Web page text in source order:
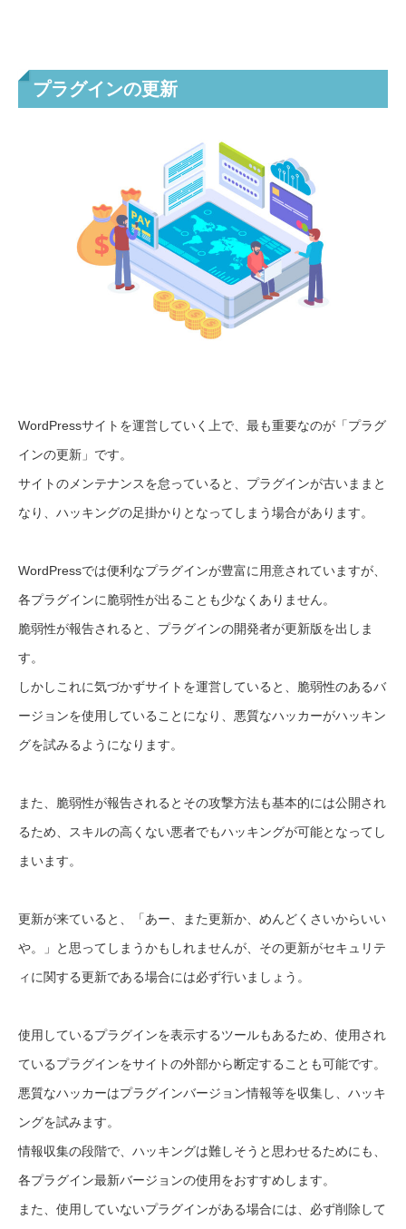
プラグインの更新
WordPressサイトを運営していく上で、最も重要なのが「プラグ
インの更新」です。
サイトのメンテナンスを怠っていると、プラグインが古いままと
なり、ハッキングの足掛かりとなってしまう場合があります。
WordPressでは便利なプラグインが豊富に用意されていますが、
各プラグインに脆弱性が出ることも少なくありません。
脆弱性が報告されると、プラグインの開発者が更新版を出しま
す。
しかしこれに気づかずサイトを運営していると、脆弱性のあるバ
ージョンを使用していることになり、悪質なハッカーがハッキン
グを試みるようになります。
また、脆弱性が報告されるとその攻撃方法も基本的には公開され
るため、スキルの高くない悪者でもハッキングが可能となってし
まいます。
更新が来ていると、「あー、また更新か、めんどくさいからいい
や。」と思ってしまうかもしれませんが、その更新がセキュリテ
ィに関する更新である場合には必ず行いましょう。
使用しているプラグインを表示するツールもあるため、使用され
ているプラグインをサイトの外部から断定することも可能です。
悪質なハッカーはプラグインバージョン情報等を収集し、ハッキ
ングを試みます。
情報収集の段階で、ハッキングは難しそうと思わせるためにも、
各プラグイン最新バージョンの使用をおすすめします。
また、使用していないプラグインがある場合には、必ず削除して